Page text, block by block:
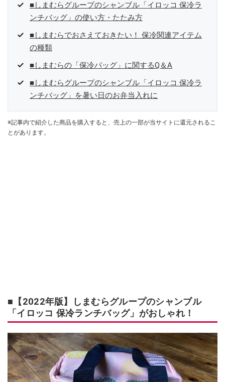
■しまむらグループのシャンブル「イロッコ 保冷ラ
ンチバッグ」の使い方・たたみ方
■しまむらでおさえておきたい！ 保冷関連アイテム
の種類
■しまむらの「保冷バッグ」に関するQ＆A
■しまむらグループのシャンブル「イロッコ 保冷ラ
ンチバッグ」を暑い日のお弁当入れに
※記事内で紹介した商品を購入すると、売上の一部が当サイトに還元されるこ
とがあります。
■【2022年版】しまむらグループのシャンブル
「イロッコ 保冷ランチバッグ」がおしゃれ！